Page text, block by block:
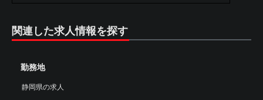
関連した求人情報を探す
勤務地
静岡県の求人